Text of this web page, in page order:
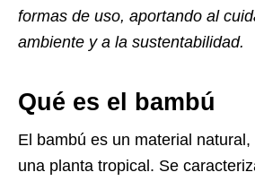
formas de uso, aportando al
ambiente y a la sustentabilidad.
Qué es el bambú
El bambú es un material
una planta tropical. Se